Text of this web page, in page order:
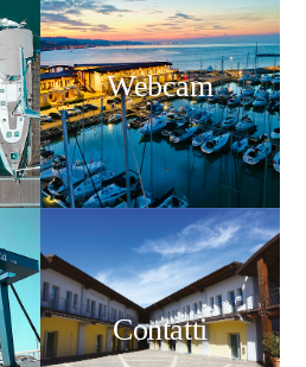
Webcam
Contatti